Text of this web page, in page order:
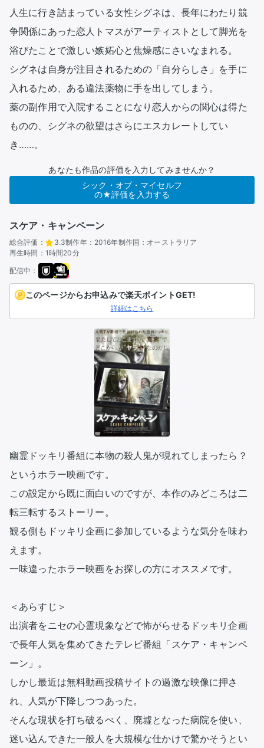
人生に行き詰まっている女性シグネは、長年にわたり競
争関係にあった恋人トマスがアーティストとして脚光を
浴びたことで激しい嫉妬心と焦燥感にさいなまれる。
シグネは自身が注目されるための「自分らしさ」を手に
入れるため、ある違法薬物に手を出してしまう。
薬の副作用で入院することになり恋人からの関心は得た
ものの、シグネの欲望はさらにエスカレートしてい
あなたも作品の評価を入力してみませんか？
シック・オブ・マイセルフ
の★評価を入力する
スケア・キャンペーン
総合評価： 3.3制作年： 2016年制作国： オーストラリア
再生時間： 1時間20分
配信中：
このページからお申込みで楽天ポイントGET!
詳細はこちら
幽霊ドッキリ番組に本物の殺人鬼が現れてしまったら？
というホラー映画です。
この設定から既に面白いのですが、本作のみどころは二
転三転するストーリー。
観る側もドッキリ企画に参加しているような気分を味わ
えます。
一味違ったホラー映画をお探しの方にオススメです。
＜あらすじ＞
出演者をニセの心霊現象などで怖がらせるドッキリ企画
で長年人気を集めてきたテレビ番組「スケア・キャンペ
ーン」。
しかし最近は無料動画投稿サイトの過激な映像に押さ
れ、人気が下降しつつあった。
そんな現状を打ち破るべく、廃墟となった病院を使い、
迷い込んできた一般人を大規模な仕かけで驚かそうとい